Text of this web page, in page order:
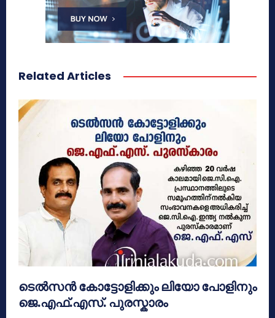
Related Articles
ടെൽസൻ കോട്ടോളിക്കും ലിയോ പോളിനും
ജെ.എഫ്.എസ്. പുരസ്കാരം